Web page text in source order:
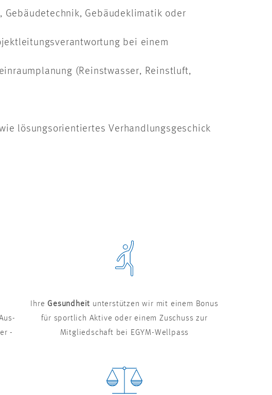
Gebäudetechnik, Gebäudeklimatik oder
bei einem
(Reinstwasser, Reinstluft,
lösungsorientiertes Verhandlungsgeschick
-
Ihre Gesundheit unterstützen wir mit einem Bonus
für sportlich Aktive oder einem Zuschuss zur
Mitgliedschaft bei EGYM-Wellpass